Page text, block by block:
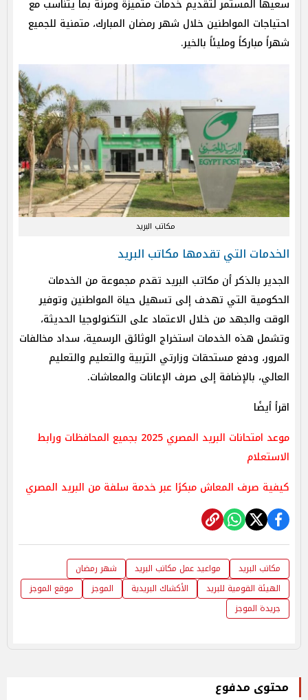
سعيها المستمر لتقديم خدمات متميزة ومرنة بما يتناسب مع
احتياجات المواطنين خلال شهر رمضان المبارك، متمنية للجميع
شهراً مباركاً ومليئاً بالخير.
مكاتب البريد
الخدمات التي تقدمها مكاتب البريد
الجدير بالذكر أن مكاتب البريد تقدم مجموعة من الخدمات
الحكومية التي تهدف إلى تسهيل حياة المواطنين وتوفير
الوقت والجهد من خلال الاعتماد على التكنولوجيا الحديثة،
وتشمل هذه الخدمات استخراج الوثائق الرسمية، سداد مخالفات
المرور، ودفع مستحقات وزارتي التربية والتعليم والتعليم
العالي، بالإضافة إلى صرف الإعانات والمعاشات.
اقرأ أيضًا
موعد امتحانات البريد المصري 2025 بجميع المحافظات ورابط
الاستعلام
كيفية صرف المعاش مبكرًا عبر خدمة سلفة من البريد المصري
مكاتب البريد مواعيد عمل مكاتب البريد
شهر رمضان
الهيئة القومية للبريد
الأكشاك البريدية الموجز
موقع الموجز
جريدة الموجز
محتوى مدفوع